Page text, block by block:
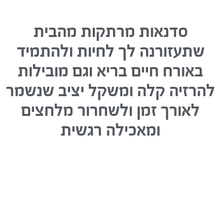
סדנאות מרתקות מהבית
שתעזורנה לך לחיות ולהתמיד
באורח חיים בריא וגם מובילות
קלה ומשקל יציב שנשמר
לאורך זמן ולשחרור מלחצים
ומאכילה רגשית